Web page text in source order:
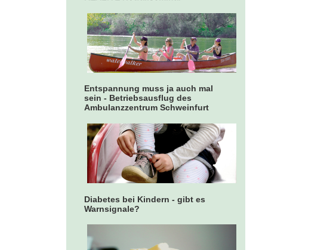
Entspannung muss ja auch mal
sein - Betriebsausflug des
Ambulanzzentrum Schweinfurt
Diabetes bei Kindern - gibt es
Warnsignale?